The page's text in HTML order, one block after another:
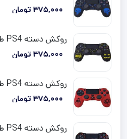
375,000 تومان
روکش دسته PS4 طرح جوکر JOKER مشکی
375,000 تومان
روکش دسته PS4 طرح PUBG Battlegrounds
375,000 تومان
روکش دسته PS4 طرح GOD OF WAR 6